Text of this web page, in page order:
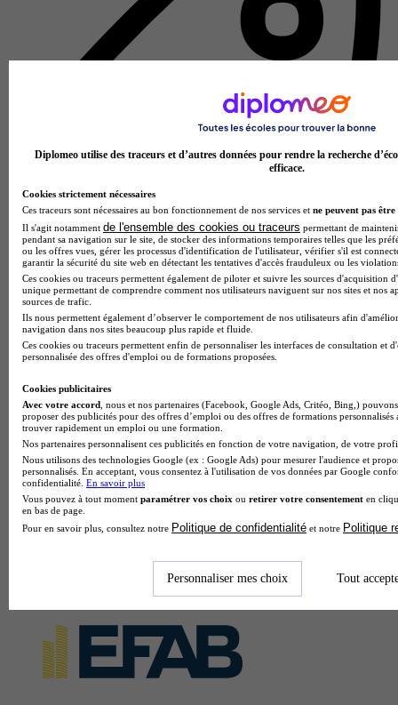
École des métiers de l'immobilier
Voir l’établissement
Diplomeo utilise des traceurs et d’autres données pour rendre la recherche
efficace.
Cookies strictement nécessaires
Ces traceurs sont nécessaires au bon fonctionnement de nos services et ne peuvent pas être
Il s'agit notamment de l'ensemble des cookies ou traceurs permettant de
pendant sa navigation sur le site, de stocker des informations temporaires telles que les
ou les offres vues, gérer les processus d'identification de l'utilisateur, vérifier s'il est
garantir la sécurité du site web en détectant les tentatives d'accès frauduleux ou les
Ces cookies ou traceurs permettent également de piloter et suivre les sources d'acquisition
unique permettant de comprendre comment nos utilisateurs naviguent sur nos sites et nos
sources de trafic.
Ils nous permettent également d’observer le comportement de nos utilisateurs afin
navigation dans nos sites beaucoup plus rapide et fluide.
Ces cookies ou traceurs permettent enfin de personnaliser les interfaces de consultation et
personnalisée des offres d'emploi ou de formations proposées.
Cookies publicitaires
Avec votre accord , nous et nos partenaires (Facebook, Google Ads, Critéo, Bing,)
proposer des publicités pour des offres d’emploi ou des offres de formations
trouver rapidement un emploi ou une formation.
Nos partenaires personnalisent ces publicités en fonction de votre navigation, de votre
Nous utilisons des technologies Google (ex : Google Ads) pour mesurer l'audience et
personnalisés. En acceptant, vous consentez à l'utilisation de vos données par Google
confidentialité. En savoir plus
Vous pouvez à tout moment paramétrer vos choix ou retirer votre consentement en
en bas de page.
Pour en savoir plus, consultez notre Politique de confidentialité et notre Politique
Personnaliser mes choix Tout